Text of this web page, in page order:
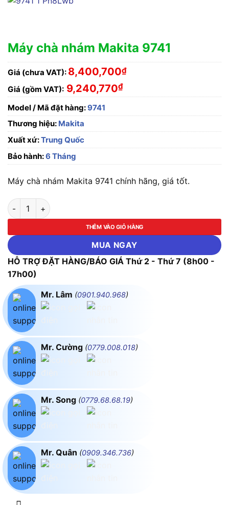
Máy chà nhám Makita 9741
Giá (chưa VAT): 8,400,700₫
Giá (gồm VAT): 9,240,770₫
Model / Mã đặt hàng:9741
Thương hiệu: Makita
Xuất xứ:Trung Quốc
Bảo hành:6 Tháng
Máy chà nhám Makita 9741 chính hãng, giá tốt.
Máy chà nhám Makita 9741 số lượng
THÊM VÀO GIỎ HÀNG
MUA NGAY
HỖ TRỢ ĐẶT HÀNG/BÁO GIÁ Thứ 2 - Thứ 7 (8h00 -
17h00)
Mr. Lâm (0901.940.968)
Mr. Cường (0779.008.018)
Mr. Song (0779.68.68.19)
Mr. Quân (0909.346.736)